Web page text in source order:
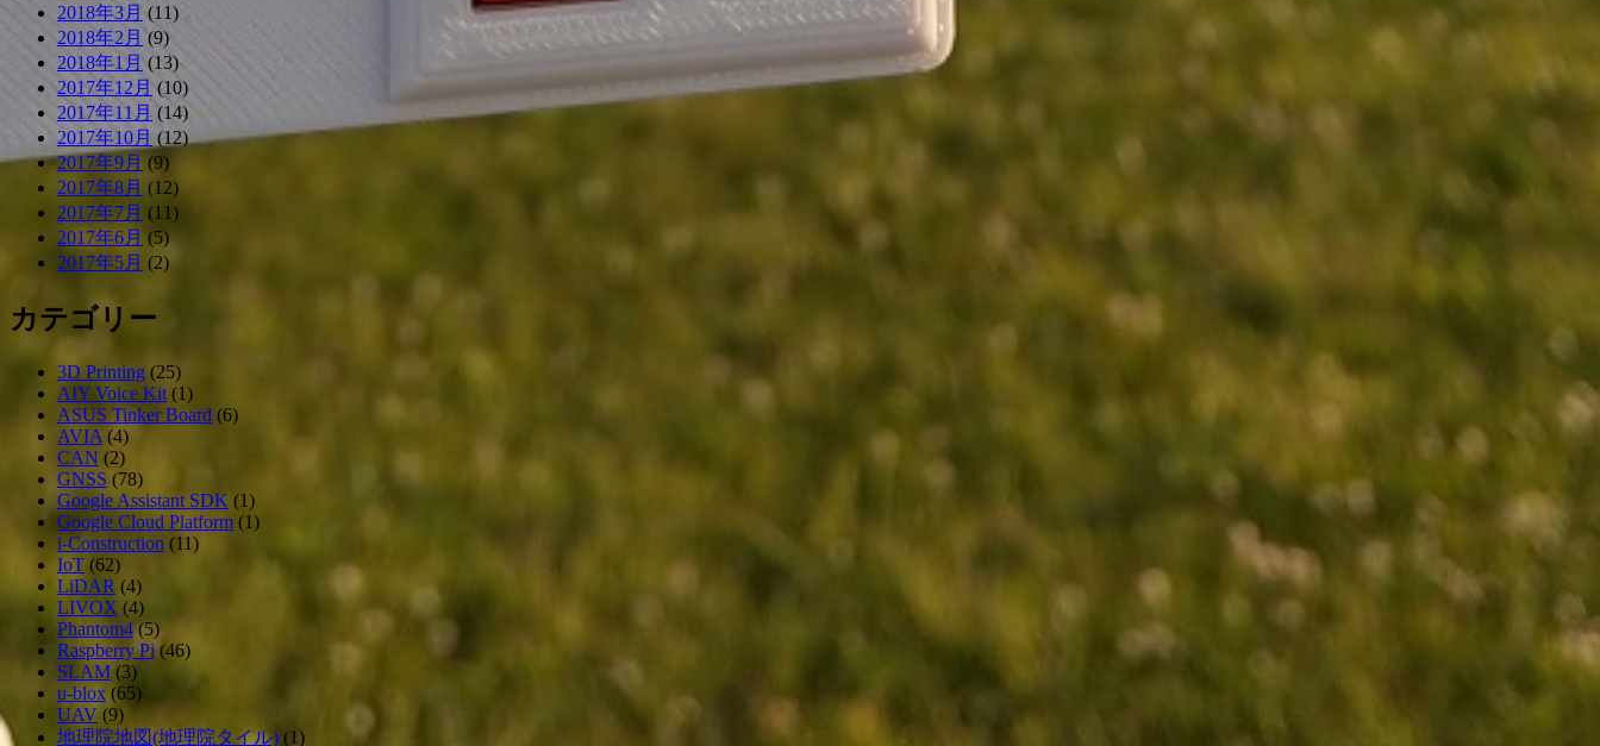
2018年3月 (11)
2018年2月 (9)
2018年1月 (13)
2017年12月 (10)
2017年11月 (14)
2017年10月 (12)
2017年9月 (9)
2017年8月 (12)
2017年7月 (11)
2017年6月 (5)
2017年5月 (2)
カテゴリー
3D Printing (25)
AIY Voice Kit (1)
ASUS Tinker Board (6)
AVIA (4)
CAN (2)
GNSS (78)
Google Assistant SDK (1)
Google Cloud Platform (1)
i-Construction (11)
IoT (62)
LiDAR (4)
LIVOX (4)
Phantom4(5)
Raspberry Pi(46)
SLAM (3)
u-blox (65)
UAV (9)
地理院地図(地理院タイル) (1)